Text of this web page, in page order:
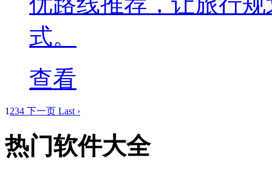
式。
查看
1 234 下一页 Last ›
热门软件大全